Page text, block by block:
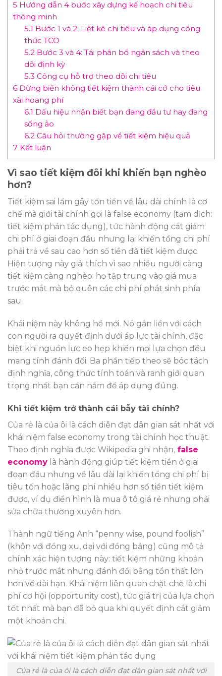
5 Hướng dẫn 4 bước xây dựng kế hoạch chi tiêu
thông minh
5.1 Bước 1 và 2: Liệt kê chi tiêu và áp dụng công
thức TCO
5.2Bước 3 và 4: Tái phân bổ ngân sách và theo
dõi định kỳ
5.3 Công cụ hỗ trợ theo dõi chi tiêu
6 Đừng biến không tiết kiệm thành cái cớ cho tiêu
xài hoang phí
6.1 Dấu hiệu nhận biết bạn đang đầu tư hay đang
sống ảo
6.2Câu hỏi thường gặp về tiết kiệm hiệu quả
7 Kết luận
Vì sao tiết kiệm đôi khi khiến bạn nghèo
hơn?
Tiết kiệm sai lầm gây tốn tiền về lâu dài chính là cơ
chế mà giới tài chính gọi là false economy (tạm dịch:
tiết kiệm phản tác dụng), tức hành động cắt giảm
chi phí ở giai đoạn đầu nhưng lại khiến tổng chi phí
phải trả về sau cao hơn số tiền đã tiết kiệm được.
Hiện tượng này giải thích vì sao nhiều người càng
tiết kiệm càng nghèo: họ tập trung vào giá mua
trước mắt mà bỏ quên các chi phí phát sinh phía
sau.
Khái niệm này không hề mới. Nó gắn liền với cách
con người ra quyết định dưới áp lực tài chính, đặc
biệt khi nguồn lực eo hẹp khiến mọi lựa chọn đều
mang tính đánh đổi. Ba phần tiếp theo sẽ bóc tách
định nghĩa, công thức tính toán và ranh giới quan
trọng nhất bạn cần nắm để áp dụng đúng.
Khi tiết kiệm trở thành cái bẫy tài chính?
Của rẻ là của ôi là cách diễn đạt dân gian sát nhất với
khái niệm false economy trong tài chính học thuật.
Theo định nghĩa được Wikipedia ghi nhận, false
economy là hành động giúp tiết kiệm tiền ở giai
đoạn đầu nhưng về lâu dài lại khiến tổng chi phí bị
tiêu tốn hoặc lãng phí nhiều hơn số tiền tiết kiệm
được, ví dụ điển hình là mua ô tô giá rẻ nhưng phải
sửa chữa thường xuyên hơn.
Thành ngữ tiếng Anh “penny wise, pound foolish”
(khôn với đồng xu, dại với đồng bảng) cũng mô tả
chính xác hiện tượng này: tiết kiệm những khoản
nhỏ trước mắt nhưng đánh đổi bằng tổn thất lớn
hơn về dài hạn. Khái niệm liên quan chặt chẽ là chi
phí cơ hội (opportunity cost), tức giá trị của lựa chọn
tốt nhất mà bạn đã bỏ qua khi quyết định cắt giảm
một khoản chi.
Của rẻ là của ôi là cách diễn đạt dân gian sát nhất với